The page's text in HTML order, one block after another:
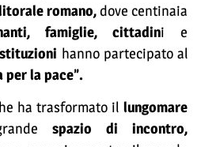
romano,dove centinaia
famiglie, cittadini e
hanno partecipato al
per la pace”.
ha trasformato il lungomare
spazio di incontro,